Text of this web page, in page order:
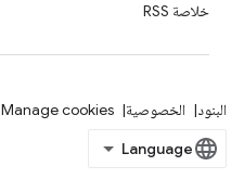
خلاصة RSS
البنود الخصوصية Manage cookies